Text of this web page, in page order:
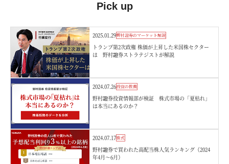
Pick up
2025.01.29野村證券のマーケット解説
トランプ第2次政権 株価が上昇した米国株セクター
は 野村證券ストラテジストが解説
2024.07.26投資の教養
野村證券投資情報部が検証 株式市場の「夏枯れ」
は本当にあるのか？
2024.07.17株式
野村證券で買われた高配当株人気ランキング（2024
年4月～6月）